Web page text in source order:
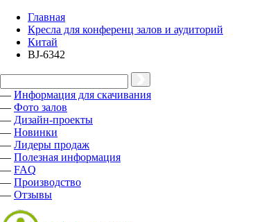
Главная
Кресла для конференц залов и аудиторий
Китай
BJ-6342
— Информация для скачивания
— Фото залов
— Дизайн-проекты
— Новинки
— Лидеры продаж
— Полезная информация
— FAQ
— Производство
— Отзывы